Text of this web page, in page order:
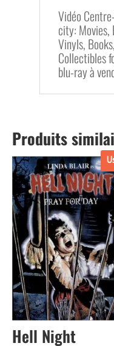
Vidéo
city: Movies,
Vinyls,
Collectibles
blu-ray à
Produits
Hell Night